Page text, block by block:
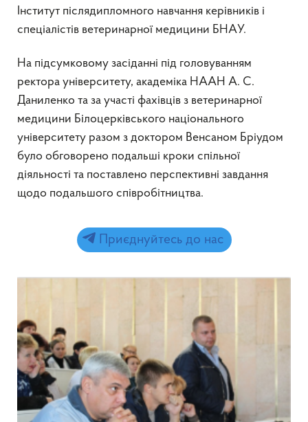
Інститут післядипломного навчання керівників і
спеціалістів ветеринарної медицини БНАУ.
На підсумковому засіданні під головуванням
ректора університету, академіка НААН А. С.
Даниленко та за участі фахівців з ветеринарної
медицини Білоцерківського національного
університету разом з доктором Венсаном Бріудом
було обговорено подальші кроки спільної
діяльності та поставлено перспективні завдання
щодо подальшого співробітництва.
Приєднуйтесь до нас